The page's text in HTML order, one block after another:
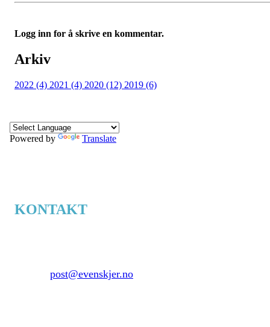
Logg inn for å skrive en kommentar.
Arkiv
2022 (4) 2021 (4) 2020 (12) 2019 (6)
Powered by Translate
KONTAKT
post@evenskjer.no